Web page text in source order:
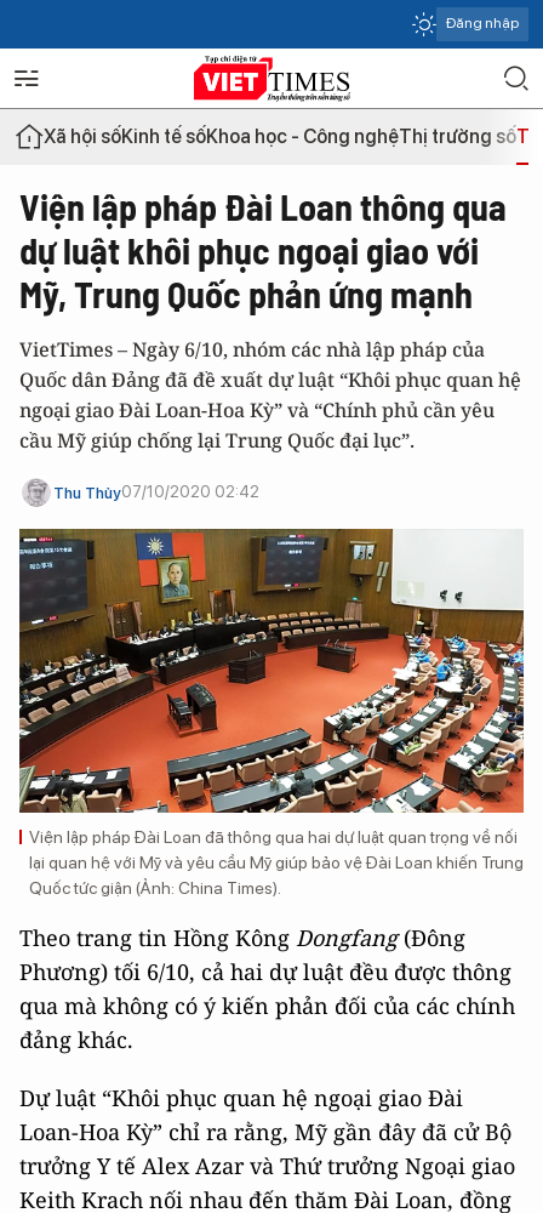
Đăng nhập
Xã hội sốKinh tế sốKhoa học - Công nghệThị trường số
Viện lập pháp Đài Loan thông qua
dự luật khôi phục ngoại giao với
Mỹ, Trung Quốc phản ứng mạnh
VietTimes – Ngày 6/10, nhóm các nhà lập pháp của
Quốc dân Đảng đã đề xuất dự luật “Khôi phục quan hệ
ngoại giao Đài Loan-Hoa Kỳ” và “Chính phủ cần yêu
cầu Mỹ giúp chống lại Trung Quốc đại lục”.
Thu Thủy07/10/2020 02:42
Viện lập pháp Đài Loan đã thông qua hai dự luật quan trọng về nối
lại quan hệ với Mỹ và yêu cầu Mỹ giúp bảo vệ Đài Loan khiến Trung
Quốc tức giận (Ảnh: China Times).
Theo trang tin Hồng Kông Dongfang(Đông
Phương) tối 6/10, cả hai dự luật đều được thông
qua mà không có ý kiến phản đối của các chính
đảng khác.
Dự luật “Khôi phục quan hệ ngoại giao Đài
Loan-Hoa Kỳ” chỉ ra rằng, Mỹ gần đây đã cử Bộ
trưởng Y tế Alex Azar và Thứ trưởng Ngoại giao
Keith Krach nối nhau đến thăm Đài Loan, đồng